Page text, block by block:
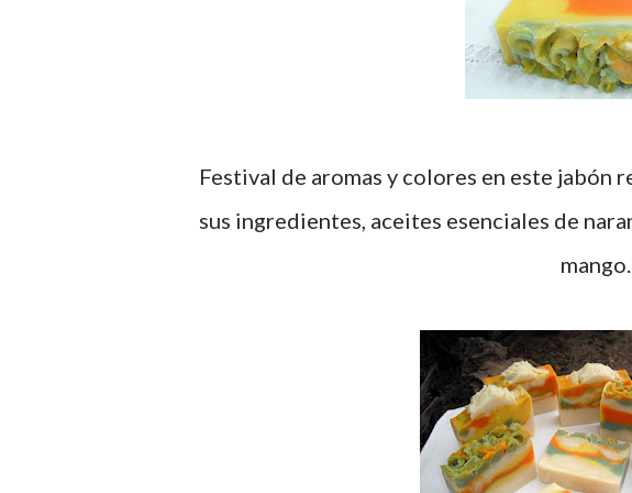
Festival de aromas y colores en este jabón
sus ingredientes, aceites esenciales de
mango.